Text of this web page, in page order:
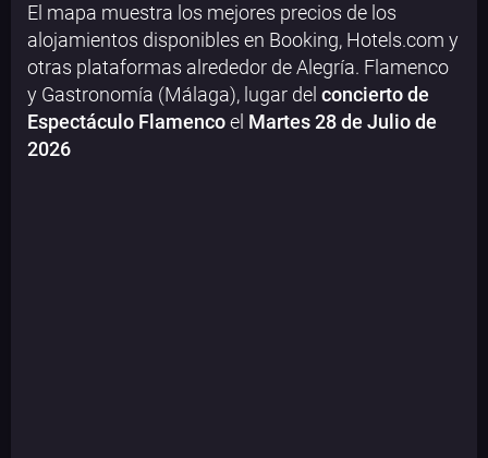
El mapa muestra los mejores precios de los
alojamientos disponibles en Booking, Hotels.com y
otras plataformas alrededor de Alegría. Flamenco
y Gastronomía (Málaga), lugar del concierto de
Espectáculo Flamencoel Martes 28 de Julio de
2026